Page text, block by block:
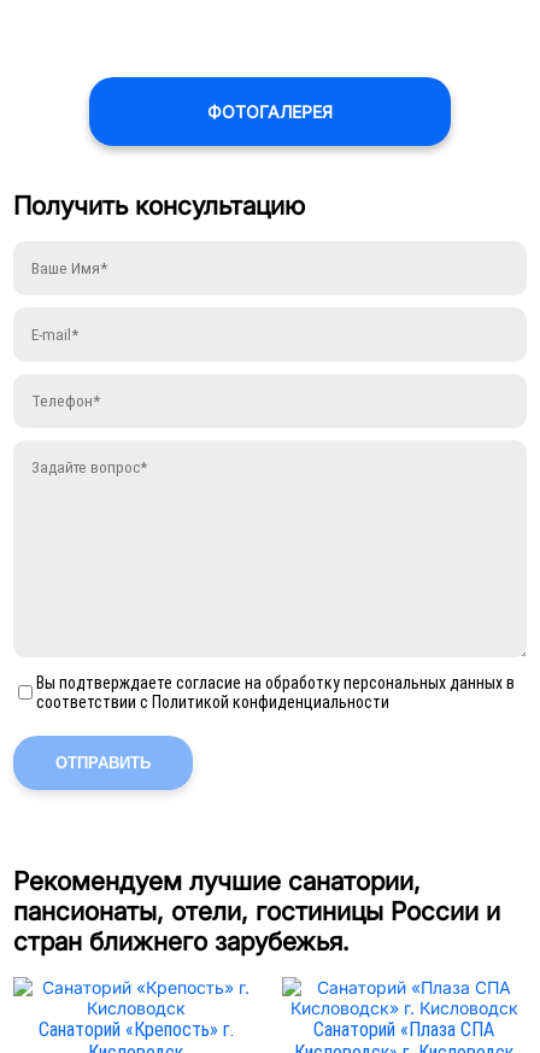
ФОТОГАЛЕРЕЯ
Получить консультацию
Вы подтверждаете согласие на обработку персональных данных в
соответствии с Политикой конфиденциальности
ОТПРАВИТЬ
Рекомендуем лучшие санатории,
пансионаты, отели, гостиницы России и
стран ближнего зарубежья.
Санаторий «Крепость» г.
Санаторий «Плаза СПА